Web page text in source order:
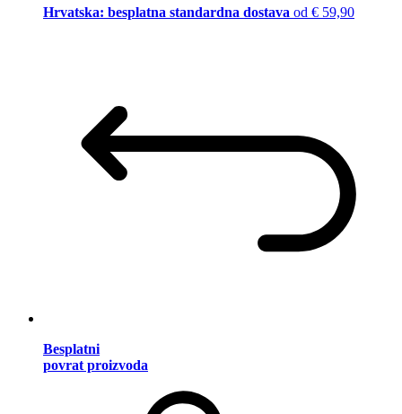
Hrvatska: besplatna standardna dostava od € 59,90
Besplatni
povrat proizvoda